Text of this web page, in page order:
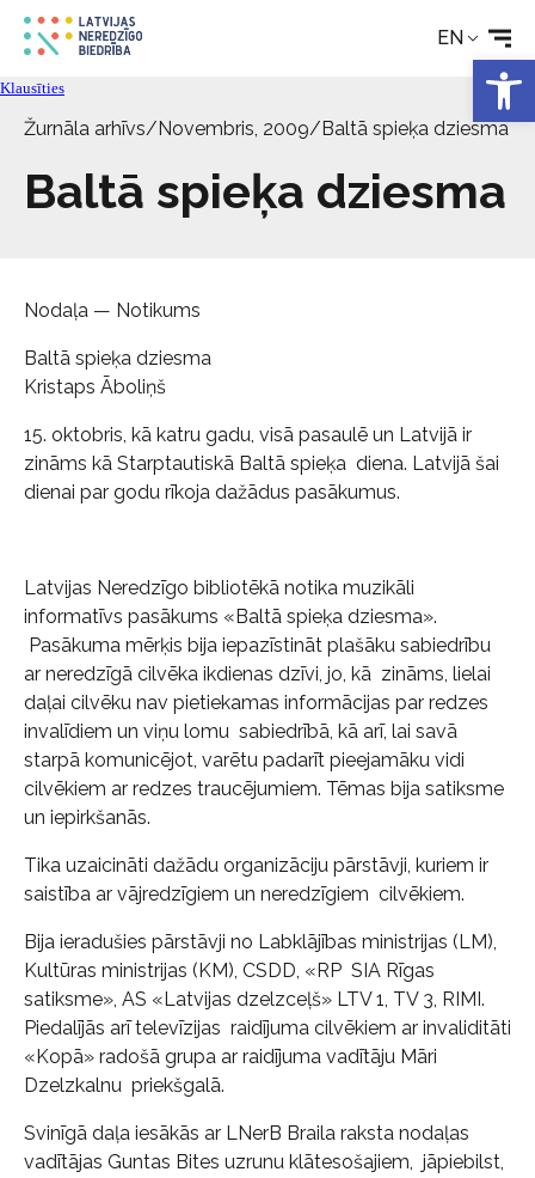
EN
Klausīties
Žurnāla arhīvs/Novembris, 2009/Baltā spieķa dziesma
Baltā spieķa dziesma
Nodaļa — Notikums
Baltā spieķa dziesma
Kristaps Āboliņš
15. oktobris, kā katru gadu, visā pasaulē un Latvijā ir
zināms kā Starptautiskā Baltā spieķa diena. Latvijā šai
dienai par godu rīkoja dažādus pasākumus.
Latvijas Neredzīgo bibliotēkā notika muzikāli
informatīvs pasākums «Baltā spieķa dziesma».
Pasākuma mērķis bija iepazīstināt plašāku sabiedrību
ar neredzīgā cilvēka ikdienas dzīvi, jo, kā zināms, lielai
daļai cilvēku nav pietiekamas informācijas par redzes
invalīdiem un viņu lomu sabiedrībā, kā arī, lai savā
starpā komunicējot, varētu padarīt pieejamāku vidi
cilvēkiem ar redzes traucējumiem. Tēmas bija satiksme
un iepirkšanās.
Tika uzaicināti dažādu organizāciju pārstāvji, kuriem ir
saistība ar vājredzīgiem un neredzīgiem cilvēkiem.
Bija ieradušies pārstāvji no Labklājības ministrijas (LM),
Kultūras ministrijas (KM), CSDD, «RP SIA Rīgas
satiksme», AS «Latvijas dzelzceļš» LTV 1, TV 3, RIMI.
Piedalījās arī televīzijas raidījuma cilvēkiem ar invaliditāti
«Kopā» radošā grupa ar raidījuma vadītāju Māri
Dzelzkalnu priekšgalā.
Svinīgā daļa iesākās ar LNerB Braila raksta nodaļas
vadītājas Guntas Bites uzrunu klātesošajiem, jāpiebilst,